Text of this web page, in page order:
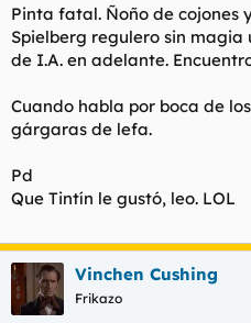
El cine de Spielberg hace
pero no sé si con esta peli
Pinta fatal. Ñoño de cojones
Spielberg regulero sin
de I.A. en adelante.
Cuando habla por boca de
gárgaras de lefa.
Pd
Que Tintín le gustó, leo. LOL
Vinchen Cushing
Frikazo